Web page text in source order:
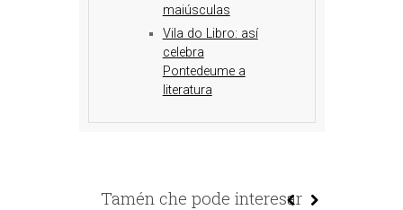
maiúsculas
Vila do Libro: así
celebra
Pontedeume a
literatura
Tamén che pode interesar